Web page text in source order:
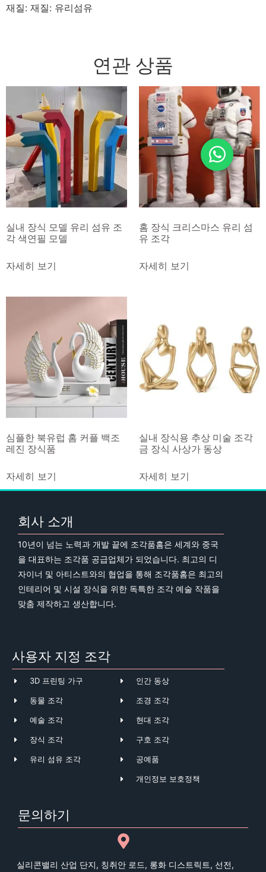
재질: 재질: 유리섬유
연관 상품
실내 장식 모델 유리 섬유 조
각 색연필 모델
자세히 보기
홈 장식 크리스마스 유리 섬
유 조각
자세히 보기
심플한 북유럽 홈 커플 백조
레진 장식품
자세히 보기
실내 장식용 추상 미술 조각
금 장식 사상가 동상
자세히 보기
회사 소개
10년이 넘는 노력과 개발 끝에 조각품홈은 세계와 중국
을 대표하는 조각품 공급업체가 되었습니다. 최고의 디
자이너 및 아티스트와의 협업을 통해 조각품홈은 최고의
인테리어 및 시설 장식을 위한 독특한 조각 예술 작품을
맞춤 제작하고 생산합니다.
사용자 지정 조각
3D 프린팅 가구
동물 조각
예술 조각
장식 조각
유리 섬유 조각
인간 동상
조경 조각
현대 조각
구호 조각
공예품
개인정보 보호정책
문의하기
실리콘밸리 산업 단지, 칭취안 로드, 롱화 디스트릭트, 선전,